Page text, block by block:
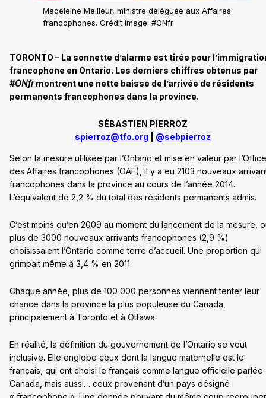
Madeleine Meilleur, ministre déléguée aux Affaires
francophones. Crédit image: #ONfr
TORONTO – La sonnette d’alarme est tirée pour
francophone en Ontario. Les derniers chiffres obtenus par
#ONfrmontrent une nette baisse de l’arrivée de résidents
permanents francophones dans la province.
SÉBASTIEN PIERROZ
spierroz@tfo.org
@sebpierroz
Selon la mesure utilisée par l’Ontario et mise en valeur par l’Office
des Affaires francophones (OAF), il y a eu 2103 nouveaux
francophones dans la province au cours de l’année 2014.
L’équivalent de 2,2 % du total des résidents permanents admis.
C’est moins qu’en 2009 au moment du lancement de la mesure,
plus de 3000 nouveaux arrivants francophones (2,9 %)
choisissaient l’Ontario comme terre d’accueil. Une proportion qui
grimpait même à 3,4 % en 2011.
Chaque année, plus de 100 000 personnes viennent tenter leur
chance dans la province la plus populeuse du Canada,
principalement à Toronto et à Ottawa.
En réalité, la définition du gouvernement de l’Ontario se veut
inclusive. Elle englobe ceux dont la langue maternelle est le
français, qui ont choisi le français comme langue officielle parlée
Canada, mais aussi… ceux provenant d’un pays désigné